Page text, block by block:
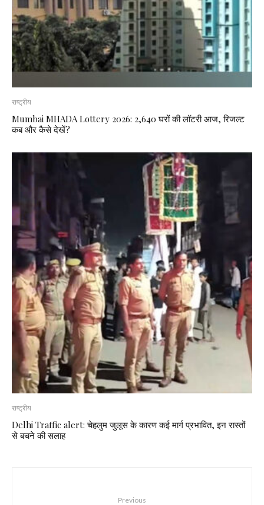
राष्ट्रीय
Mumbai MHADA Lottery 2026: 2,640 घरों की लॉटरी आज, रिजल्ट
कब और कैसे देखें?
राष्ट्रीय
Delhi Traffic alert: चेहलुम जुलूस के कारण कई मार्ग प्रभावित, इन रास्तों
से बचने की सलाह
Previous